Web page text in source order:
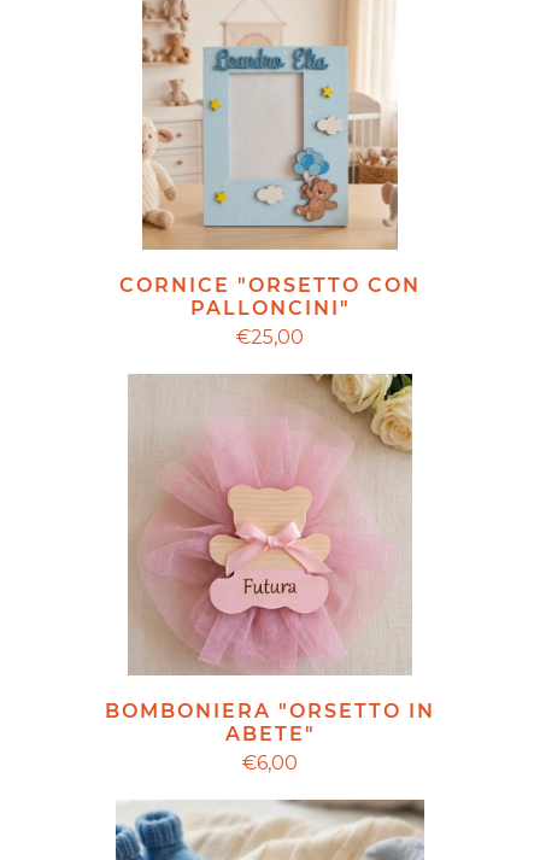
CORNICE "ORSETTO CON
PALLONCINI"
€25,00
BOMBONIERA "ORSETTO IN
ABETE"
€6,00